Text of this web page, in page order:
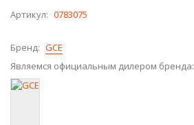
Артикул: 0783075
Бренд: GCE
Являемся официальным дилером бренда: